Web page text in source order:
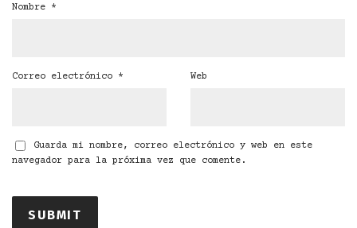
Nombre *
Correo electrónico * Web
Guarda mi nombre, correo electrónico y web en este
navegador para la próxima vez que comente.